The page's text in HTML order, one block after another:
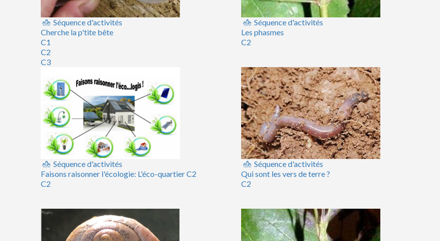
Séquence d'activités
Cherche la p'tite bête
C1
C2
C3
Séquence d'activités
Les phasmes
C2
Séquence d'activités
Faisons raisonner l'écologie: L'éco-quartier C2
C2
Séquence d'activités
Qui sont les vers de terre ?
C2